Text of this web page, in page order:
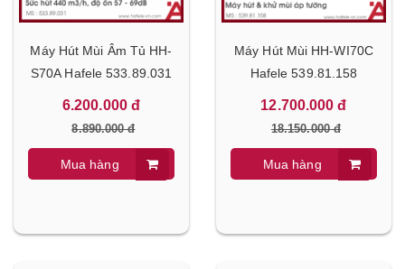
Máy Hút Mùi Âm Tủ HH-
S70A Hafele 533.89.031
6.200.000 đ
8.890.000 đ
Mua hàng
Máy Hút Mùi HH-WI70C
Hafele 539.81.158
12.700.000 đ
18.150.000 đ
Mua hàng